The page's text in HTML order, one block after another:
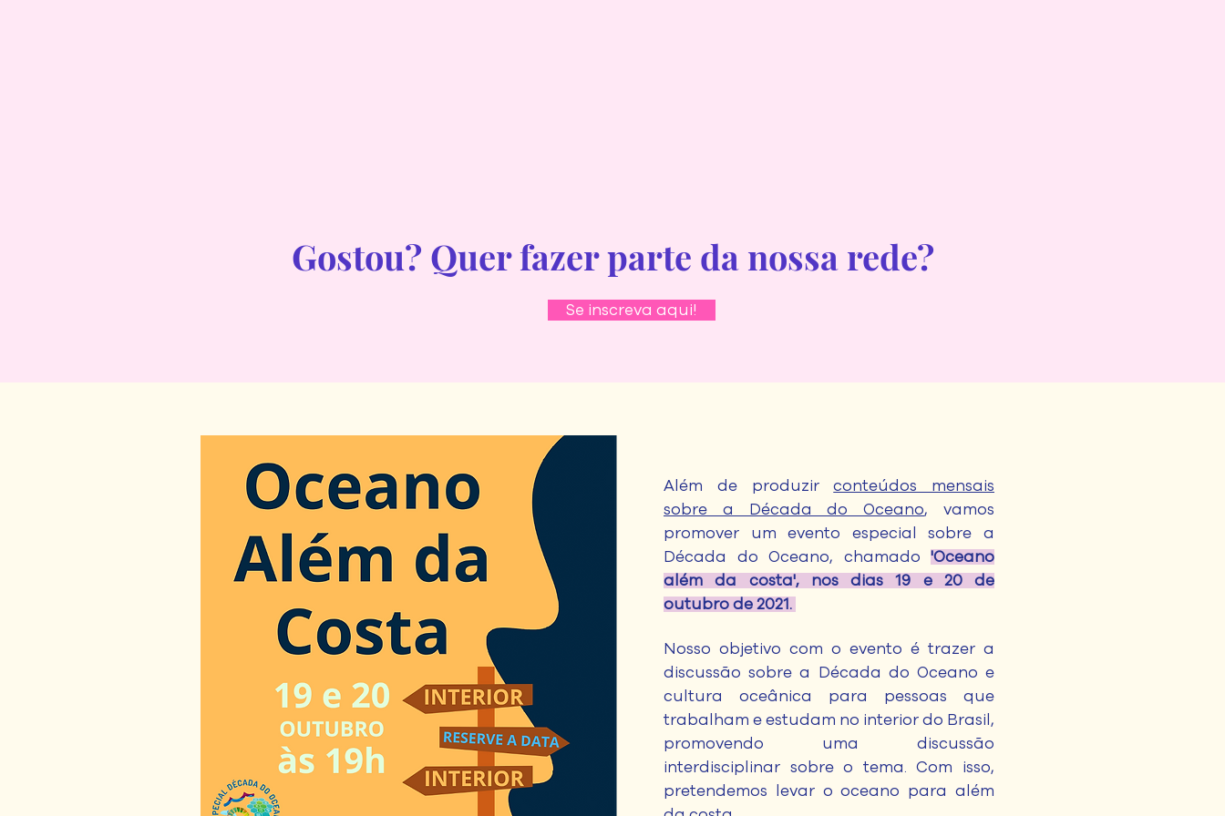
Gostou? Quer fazer parte da nossa rede?
Se inscreva aqui!
Além de produzirconteúdos mensais
sobre a Década do Oceano, vamos
promover um evento especial sobre a
Década do Oceano, chamado 'Oceano
além da costa', nos dias 19 e 20 de
outubro de 2021.
Nosso objetivo com o evento é trazer a
discussão sobre a Década do Oceano e
cultura oceânica para pessoas que
trabalham e estudam no interior do Brasil,
promovendo uma discussão
interdisciplinar sobre o tema. Com isso,
pretendemos levar o oceano para além